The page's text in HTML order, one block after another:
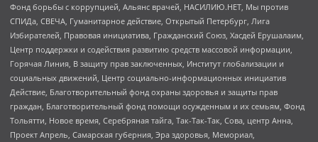
Фонд борьбы с коррупцией, Альянс врачей, НАСИЛИЮ.НЕТ, Мы против
СПИДа, СВЕЧА, Гуманитарное действие, Открытый Петербург, Лига
Избирателей, Правовая инициатива, Гражданский Союз, Хасдей Ерушалаим,
Центр поддержки и содействия развитию средств массовой информации,
Горячая Линия, В защиту прав заключенных, Институт глобализации и
социальных движений, Центр социально-информационных инициатив
Действие, Благотворительный фонд охраны здоровья и защиты прав
граждан, Благотворительный фонд помощи осужденным и их семьям, Фонд
Тольятти, Новое время, Серебряная тайга, Так-Так-Так, Сова, центр Анна,
Проект Апрель, Самарская губерния, Эра здоровья, Мемориал,